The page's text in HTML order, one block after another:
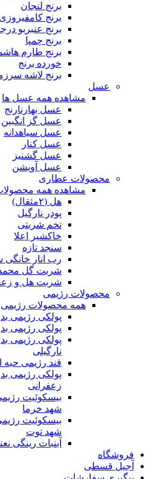
برنج لنجان
برنج
برنج عنبربو
برنج چمپا
برنج طارم
خورده برنج
برنج لاشه
عسل
مشاهده همه عسل ها
عسل بهارنارنج
عسل گز انگبین
عسل سیاهدانه
عسل کنار
عسل گشنیز
عسل آویشن
محصولات عطاری
مشاهده همه
هل (۲مثقال)
پودر نارگیل
تخم شربتی
خاکشیر اعلا
سنجد تازه
رب انار
شربت گل
شربت هل و
محصولات رژیمی
همه محصولات رژیمی
پولکی رژیمی
پولکی رژیمی
پولکی رژیمی
نارگیلی
قند رژیمی حبه
پولکی رژیمی
زعفرانی
بيسکوئيت
شهد خرما
بيسکوئيت
شهد توت
آبنبات رینگی
فروشگاه
آجیل قسطی